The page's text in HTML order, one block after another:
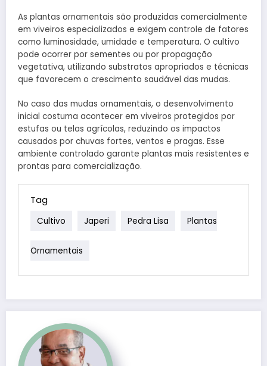
As plantas ornamentais são produzidas comercialmente
em viveiros especializados e exigem controle de fatores
como luminosidade, umidade e temperatura. O cultivo
pode ocorrer por sementes ou por propagação
vegetativa, utilizando substratos apropriados e técnicas
que favorecem o crescimento saudável das mudas.
No caso das mudas ornamentais, o desenvolvimento
inicial costuma acontecer em viveiros protegidos por
estufas ou telas agrícolas, reduzindo os impactos
causados por chuvas fortes, ventos e pragas. Esse
ambiente controlado garante plantas mais resistentes e
prontas para comercialização.
Tag
Cultivo Japeri Pedra Lisa Plantas
Ornamentais